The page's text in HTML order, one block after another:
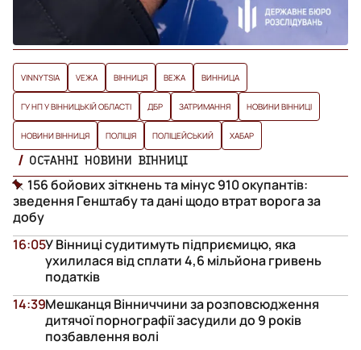
VINNYTSIA VЕЖА ВІННИЦЯ ВЕЖА ВИННИЦА
ГУ НП У ВІННИЦЬКІЙ ОБЛАСТІ ДБР ЗАТРИМАННЯ НОВИНИ ВІННИЦІ
НОВИНИ ВІННИЦЯ ПОЛІЦІЯ ПОЛІЦЕЙСЬКИЙ ХАБАР
ОСТАННІ НОВИНИ ВІННИЦІ
156 бойових зіткнень та мінус 910 окупантів:
зведення Генштабу та дані щодо втрат ворога за
добу
У Вінниці судитимуть підприємицю, яка
ухилилася від сплати 4,6 мільйона гривень
податків
16:05
Мешканця Вінниччини за розповсюдження
дитячої порнографії засудили до 9 років
позбавлення волі
14:39